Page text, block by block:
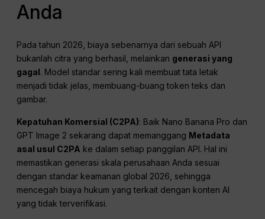
Anda
Pada tahun 2026, biaya sebenarnya dari sebuah API
bukanlah citra yang berhasil, melainkan generasi yang
gagal. Model standar sering kali membuat tata letak
menjadi tidak jelas, membuang-buang token teks dan
gambar.
Kepatuhan Komersial (C2PA): Baik Nano Banana Pro dan
GPT Image 2 sekarang dapat memanggang Metadata
asal usul C2PA ke dalam setiap panggilan API. Hal ini
memastikan generasi skala perusahaan Anda sesuai
dengan standar keamanan global 2026, sehingga
mencegah biaya hukum yang terkait dengan konten AI
yang tidak terverifikasi.